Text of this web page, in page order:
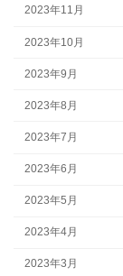
2023年11月
2023年10月
2023年9月
2023年8月
2023年7月
2023年6月
2023年5月
2023年4月
2023年3月